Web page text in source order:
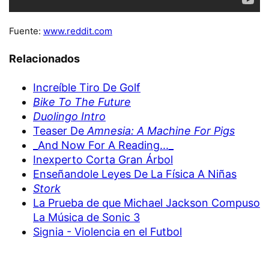
Fuente: www.reddit.com
Relacionados
Increíble Tiro De Golf
Bike To The Future
Duolingo Intro
Teaser DeAmnesia: A Machine For Pigs
_And Now For A Reading..._
Inexperto Corta Gran Árbol
Enseñandole Leyes De La Física A Niñas
Stork
La Prueba de que Michael Jackson Compuso
La Música de Sonic 3
Signia - Violencia en el Futbol